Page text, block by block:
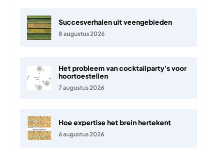
Succesverhalen uit veengebieden
8 augustus 2026
Het probleem van cocktailparty’s voor
hoortoestellen
7 augustus 2026
Hoe expertise het brein hertekent
6 augustus 2026